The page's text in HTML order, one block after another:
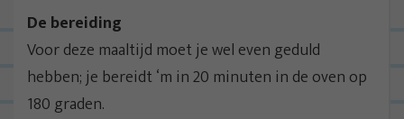
De bereiding
Voor deze maaltijd moet je wel even geduld
hebben; je bereidt ‘m in 20 minuten in de oven op
180 graden.